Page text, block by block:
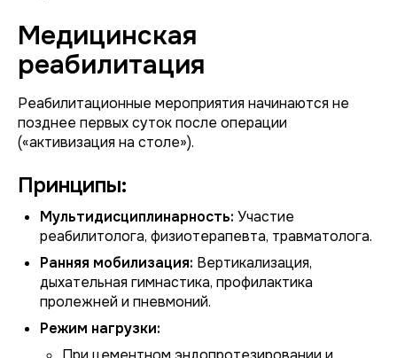
Медицинская
реабилитация
Реабилитационные мероприятия начинаются не
позднее первых суток после операции
(«активизация на столе»).
Принципы:
Мультидисциплинарность: Участие
реабилитолога, физиотерапевта, травматолога.
Ранняя мобилизация: Вертикализация,
дыхательная гимнастика, профилактика
пролежней и пневмоний.
Режим нагрузки: